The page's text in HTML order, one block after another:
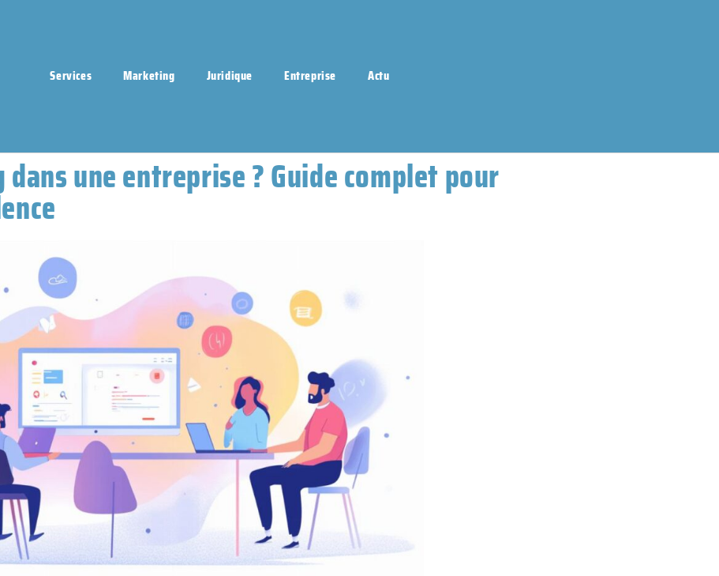
Services Marketing Juridique Entreprise Actu
une entreprise ? Guide complet pour